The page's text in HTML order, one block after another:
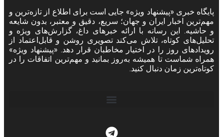
پایگاه خبری «پیشنهاد ویژه» جایی است برای اطلاع از تازه‌ترین و
مهم‌ترین اخبار ایران و جهان؛ سریع، دقیق و معتبر، بدون شایعه
و حاشیه. این رسانه با ارائه خبرهای داغ، گزارش‌های ویژه و
تحلیل‌های کوتاه، تلاش می‌کند تصویری روشن و قابل‌اعتماد از
رویدادهای روز را در اختیار مخاطبان قرار دهد. «پیشنهاد ویژه»
همراه شماست تا همیشه به‌روز بمانید و مهم‌ترین اتفاقات را در
کوتاه‌ترین زمان دنبال کنید.